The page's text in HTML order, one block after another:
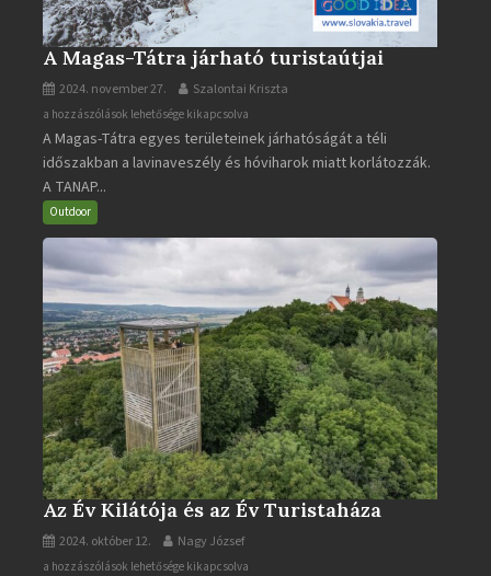
A Magas-Tátra járható turistaútjai
2024. november 27. Szalontai Kriszta
A
Magas-
Tátra
járható
turistaútjai
a hozzászólások lehetősége kikapcsolva
A Magas-Tátra egyes területeinek járhatóságát a téli
időszakban a lavinaveszély és hóviharok miatt korlátozzák.
A TANAP...
Outdoor
Az Év Kilátója és az Év Turistaháza
2024. október 12. Nagy József
Az
a hozzászólások lehetősége kikapcsolva